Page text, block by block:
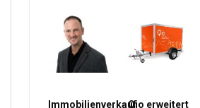
ImmobilienverkaufQio erweitert